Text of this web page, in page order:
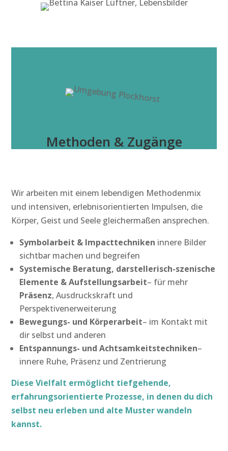
Methoden & Zugänge
Wir arbeiten mit einem lebendigen Methodenmix
und intensiven, erlebnisorientierten Impulsen, die
Körper, Geist und Seele gleichermaßen ansprechen.
Symbolarbeit & Impacttechniken innere Bilder
sichtbar machen und begreifen
Systemische Beratung, darstellerisch-szenische
Elemente & Aufstellungsarbeit– für mehr
Präsenz, Ausdruckskraft und
Perspektivenerweiterung
Bewegungs- und Körperarbeit– im Kontakt mit
dir selbst und anderen
Entspannungs- und Achtsamkeitstechniken–
innere Ruhe, Präsenz und Zentrierung
Diese Vielfalt ermöglicht tiefgehende,
erfahrungsorientierte Prozesse, in denen du dich
selbst neu erleben und alte Muster wandeln
kannst.